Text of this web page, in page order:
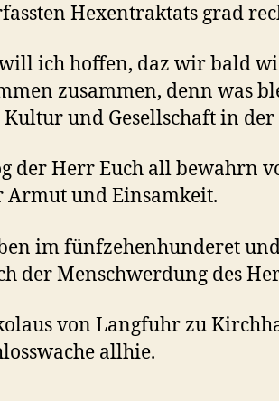
Hexentraktats grad
will ich hoffen, daz wir bald
zusammen, denn was
Kultur und Gesellschaft in der
der Herr Euch all bewahrn
Armut und Einsamkeit.
im fünfzehenhunderet
der Menschwerdung des
von Langfuhr zu
allhie.